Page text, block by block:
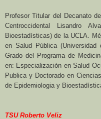
Profesor Titular del Decanato
Centroccidental Lisandro
Bioestadísticas) de la UCLA.
en Salud Pública
Grado del Programa de
en: Especialización en Salud
Publica y Doctorado en
de Epidemiologia y
TSU Roberto Veliz